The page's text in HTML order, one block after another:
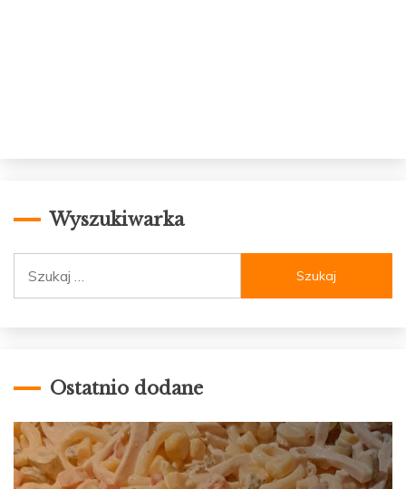
Wyszukiwarka
Ostatnio dodane